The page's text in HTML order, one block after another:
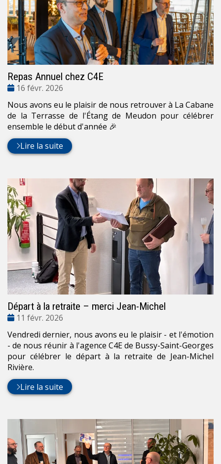
Repas Annuel chez C4E
Date
16 févr. 2026
Nous avons eu le plaisir de nous retrouver à La Cabane
de la Terrasse de l'Étang de Meudon pour célébrer
ensemble le début d'année 🎉
Lire la suite
Départ à la retraite – merci Jean-Michel
Date
11 févr. 2026
Vendredi dernier, nous avons eu le plaisir - et l'émotion
- de nous réunir à l'agence C4E de Bussy-Saint-Georges
pour célébrer le départ à la retraite de Jean-Michel
Rivière.
Lire la suite